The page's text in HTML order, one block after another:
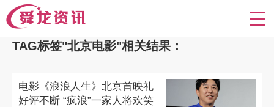
TAG标签"北京电影"相关结果：
电影《浪浪人生》北京首映礼
好评不断 “疯浪”一家人将欢笑